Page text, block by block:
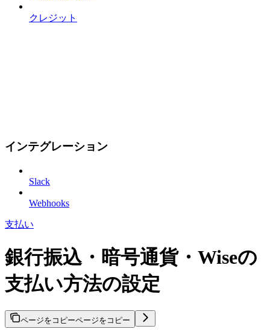
クレジット
インテグレーション
Slack
Webhooks
支払い
銀行振込・暗号通貨・Wiseの
支払い方法の設定
ページをコピーページをコピー